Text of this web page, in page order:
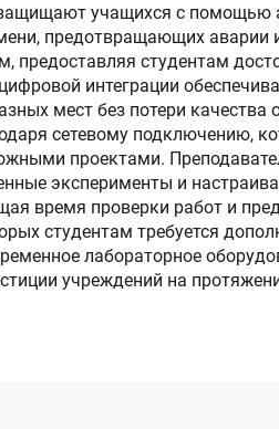
учащихся с помощью
предотвращающих аварии
предоставляя студентам
интеграции
мест без потери
сетевому подключению,
проектами.
эксперименты и
время проверки работ и
студентам требуется
лабораторное
учреждений на